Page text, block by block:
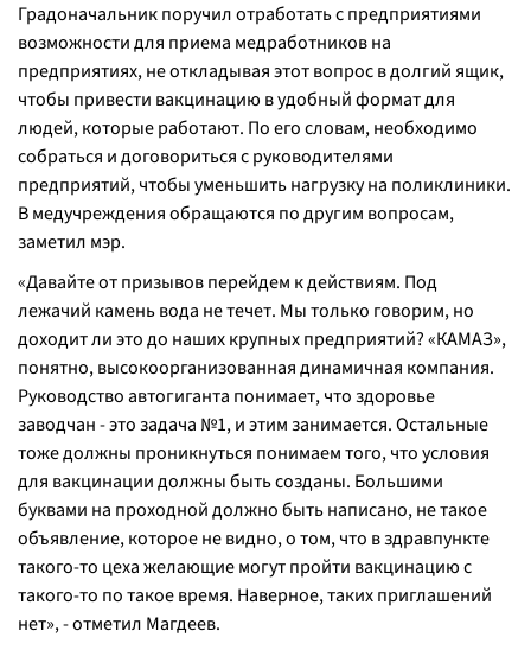
Градоначальник поручил отработать с предприятиями
возможности для приема медработников на
предприятиях, не откладывая этот вопрос в долгий ящик,
чтобы привести вакцинацию в удобный формат для
людей, которые работают. По его словам, необходимо
собраться и договориться с руководителями
предприятий, чтобы уменьшить нагрузку на поликлиники.
В медучреждения обращаются по другим вопросам,
заметил мэр.
«Давайте от призывов перейдем к действиям. Под
лежачий камень вода не течет. Мы только говорим, но
доходит ли это до наших крупных предприятий? «КАМАЗ»,
понятно, высокоорганизованная динамичная компания.
Руководство автогиганта понимает, что здоровье
заводчан - это задача №1, и этим занимается. Остальные
тоже должны проникнуться понимаем того, что условия
для вакцинации должны быть созданы. Большими
буквами на проходной должно быть написано, не такое
объявление, которое не видно, о том, что в здравпункте
такого-то цеха желающие могут пройти вакцинацию с
такого-то по такое время. Наверное, таких приглашений
нет», - отметил Магдеев.